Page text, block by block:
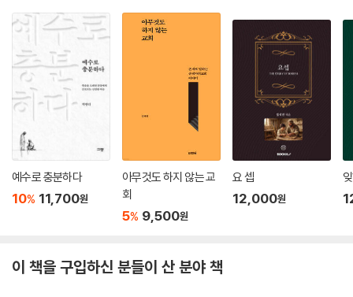
예수로 충분하다
10% 11,700원
아무것도 하지 않는 교
회
5% 9,500원
요 셉
12,000원
이 책을 구입하신 분들이 산 분야 책